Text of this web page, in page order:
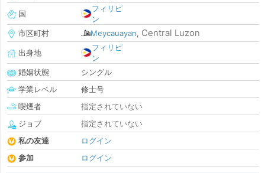
国
フィリピ
ン
市区町村
Meycauayan, Central Luzon
出身地
フィリピ
ン
婚姻状態
シングル
学業レベル
修士号
喫煙者
指定されていない
ジョブ
指定されていない
私の友達
ログイン
参加
ログイン